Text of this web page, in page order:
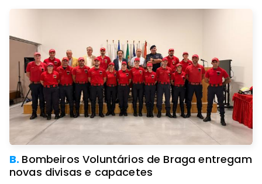
B. Bombeiros Voluntários de Braga entregam
novas divisas e capacetes